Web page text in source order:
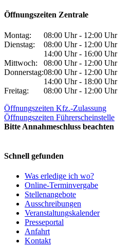
Öffnungszeiten Zentrale
Montag:
08:00 Uhr - 12:00 Uhr
Dienstag:
08:00 Uhr - 12:00 Uhr
14:00 Uhr - 16:00 Uhr
Mittwoch:
08:00 Uhr - 12:00 Uhr
Donnerstag:08:00 Uhr - 12:00 Uhr
14:00 Uhr - 18:00 Uhr
Freitag:
08:00 Uhr - 12:00 Uhr
Öffnungszeiten Kfz.-Zulassung
Öffnungszeiten Führerscheinstelle
Bitte Annahmeschluss beachten
Schnell gefunden
Was erledige ich wo?
Online-Terminvergabe
Stellenangebote
Ausschreibungen
Veranstaltungskalender
Presseportal
Anfahrt
Kontakt